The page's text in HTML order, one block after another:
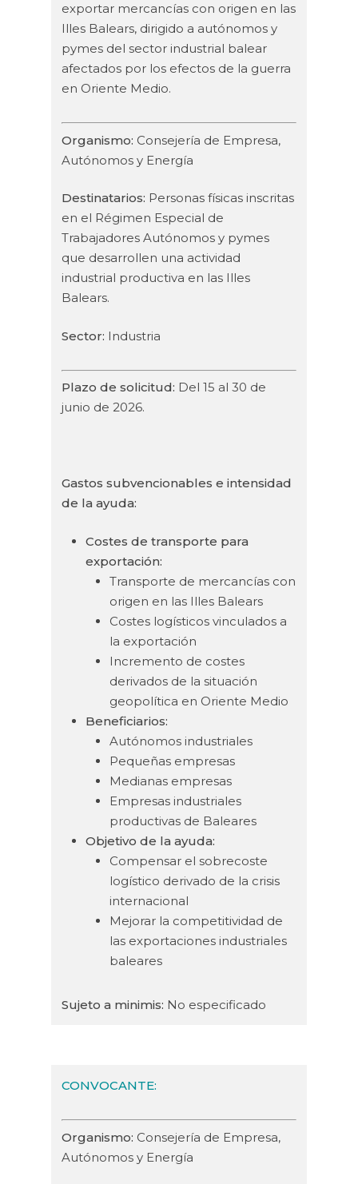
exportar mercancías con origen en las
Illes Balears, dirigido a autónomos y
pymes del sector industrial balear
afectados por los efectos de la guerra
en Oriente Medio.
Organismo: Consejería de Empresa,
Autónomos y Energía
Destinatarios: Personas físicas inscritas
en el Régimen Especial de
Trabajadores Autónomos y pymes
que desarrollen una actividad
industrial productiva en las Illes
Balears.
Sector: Industria
Plazo de solicitud: Del 15 al 30 de
junio de 2026.
Gastos subvencionables e intensidad
de la ayuda:
Costes de transporte para
exportación:
Transporte de mercancías con
origen en las Illes Balears
Costes logísticos vinculados a
la exportación
Incremento de costes
derivados de la situación
geopolítica en Oriente Medio
Beneficiarios:
Autónomos industriales
Pequeñas empresas
Medianas empresas
Empresas industriales
productivas de Baleares
Objetivo de la ayuda:
Compensar el sobrecoste
logístico derivado de la crisis
internacional
Mejorar la competitividad de
las exportaciones industriales
baleares
Sujeto a minimis: No especificado
CONVOCANTE:
Organismo: Consejería de Empresa,
Autónomos y Energía